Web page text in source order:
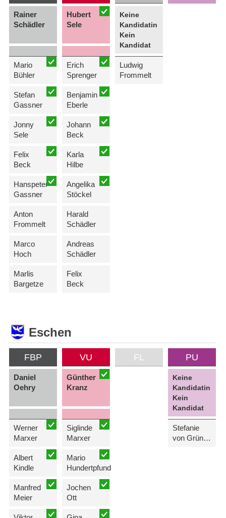
Rainer
Schädler
Mario
Bühler
Stefan
Gassner
Jonny
Sele
Felix
Beck
Hanspeter
Gassner
Anton
Frommelt
Marco
Hoch
Marlis
Bargetze
Hubert
Sele
Erich
Sprenger
Benjamin
Eberle
Johann
Beck
Karla
Hilbe
Angelika
Stöckel
Harald
Schädler
Andreas
Schädler
Felix
Beck
Keine
Kandidatin
Kein
Kandidat
Ludwig
Frommelt
Eschen
FBP
Daniel
Oehry
Werner
Marxer
Albert
Kindle
Manfred
Meier
VU
Günther
Kranz
Siglinde
Marxer
Mario
Hundertpfund
Jochen
Ott
FL PU
Keine
Kandidatin
Kein
Kandidat
Stefanie
von Grünigen-Sele